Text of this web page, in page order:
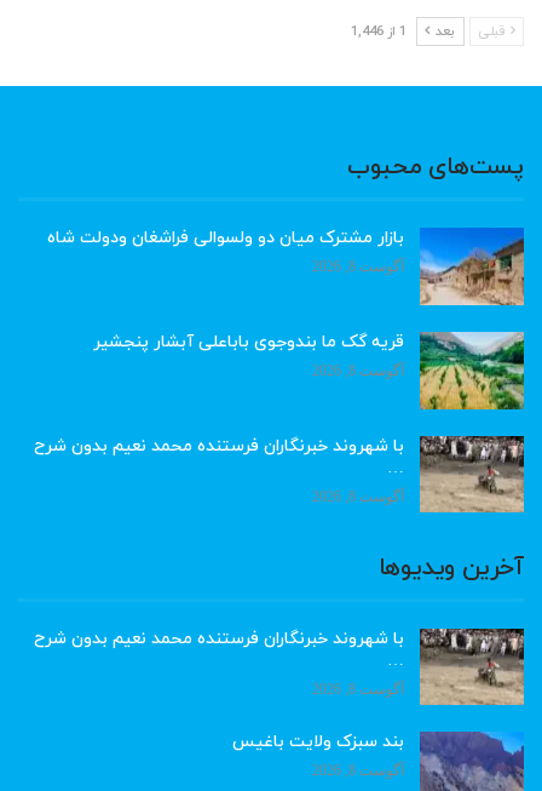
قبلی بعد 1 از 1,446
پست‌های محبوب
بازار مشترک میان دو ولسوالی فراشغان ودولت شاه
آگوست 8, 2026
قریه گک ما بندوجوی باباعلی آبشار پنجشیر
آگوست 8, 2026
با شهروند خبرنگاران فرستنده محمد نعیم بدون شرح
…
آگوست 8, 2026
آخرین ویدیوها
با شهروند خبرنگاران فرستنده محمد نعیم بدون شرح
…
آگوست 8, 2026
بند سبزک ولایت باغیس
آگوست 8, 2026